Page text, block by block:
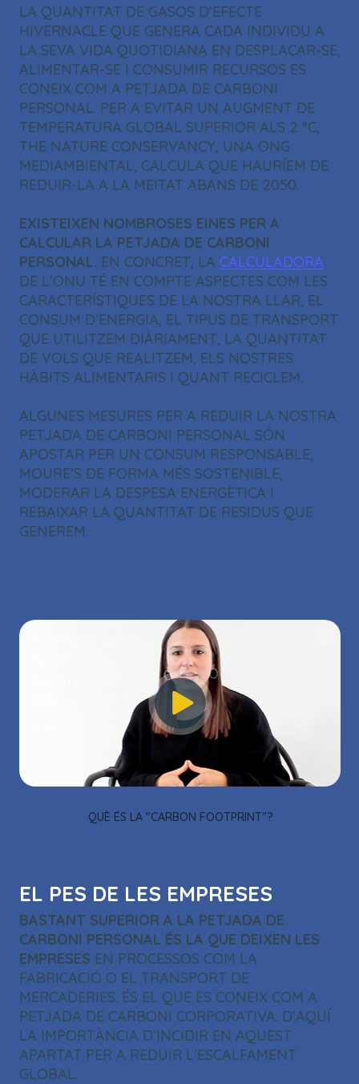
LA QUANTITAT DE GASOS D’EFECTE
HIVERNACLE QUE GENERA CADA INDIVIDU A
LA SEVA VIDA QUOTIDIANA EN DESPLAÇAR-SE,
ALIMENTAR-SE I CONSUMIR RECURSOS ES
CONEIX COM A PETJADA DE CARBONI
PERSONAL. PER A EVITAR UN AUGMENT DE
TEMPERATURA GLOBAL SUPERIOR ALS 2 °C,
THE NATURE CONSERVANCY, UNA ONG
MEDIAMBIENTAL, CALCULA QUE HAURÍEM DE
REDUIR-LA A LA MEITAT ABANS DE 2050.
EXISTEIXEN NOMBROSES EINES PER A
CALCULAR LA PETJADA DE CARBONI
PERSONAL. EN CONCRET, LA CALCULADORA
DE L’ONU TÉ EN COMPTE ASPECTES COM LES
CARACTERÍSTIQUES DE LA NOSTRA LLAR, EL
CONSUM D’ENERGIA, EL TIPUS DE TRANSPORT
QUE UTILITZEM DIÀRIAMENT, LA QUANTITAT
DE VOLS QUE REALITZEM, ELS NOSTRES
HÀBITS ALIMENTARIS I QUANT RECICLEM.
ALGUNES MESURES PER A REDUIR LA NOSTRA
PETJADA DE CARBONI PERSONAL SÓN
APOSTAR PER UN CONSUM RESPONSABLE,
MOURE’S DE FORMA MÉS SOSTENIBLE,
MODERAR LA DESPESA ENERGÈTICA I
REBAIXAR LA QUANTITAT DE RESIDUS QUE
GENEREM.
QUÈ ÉS LA "CARBON FOOTPRINT"?
THIS
THE VIDEO CLOUD ACCOUNT WAS NOT
VIDEO_CLOUD_ERR_ACCOUNT_NOT_FOUND
2026-08-09:495EC4E8B02301D0ABCFFCA4 PLAYER
PLAYER_6249161516001
OK
EL PES DE LES EMPRESES
BASTANT SUPERIOR A LA PETJADA DE
CARBONI PERSONAL ÉS LA QUE DEIXEN LES
EMPRESES EN PROCESSOS COM LA
FABRICACIÓ O EL TRANSPORT DE
MERCADERIES. ÉS EL QUE ES CONEIX COM A
PETJADA DE CARBONI CORPORATIVA. D’AQUÍ
LA IMPORTÀNCIA D’INCIDIR EN AQUEST
APARTAT PER A REDUIR L’ESCALFAMENT
GLOBAL.